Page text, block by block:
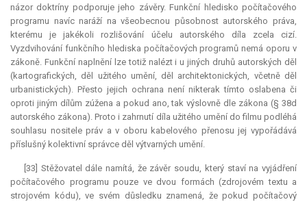
názor doktríny podporuje jeho závěry. Funkční hledisko počítačového
programu navíc naráží na všeobecnou působnost autorského práva,
kterému je jakékoli rozlišování účelu autorského díla zcela cizí.
Vyzdvihování funkčního hlediska počítačových programů nemá oporu v
zákoně. Funkční naplnění lze totiž nalézt i u jiných druhů autorských děl
(kartografických, děl užitého umění, děl architektonických, včetně děl
urbanistických). Přesto jejich ochrana není nikterak tímto oslabena či
oproti jiným dílům zúžena a pokud ano, tak výslovně dle zákona (§ 38d
autorského zákona). Proto i zahrnutí díla užitého umění do filmu podléhá
souhlasu nositele práv a v oboru kabelového přenosu jej vypořádává
příslušný kolektivní správce děl výtvarných umění.
[33] Stěžovatel dále namítá, že závěr soudu, který staví na vyjádření
počítačového programu pouze ve dvou formách (zdrojovém textu a
strojovém kódu), ve svém důsledku znamená, že pokud počítačový